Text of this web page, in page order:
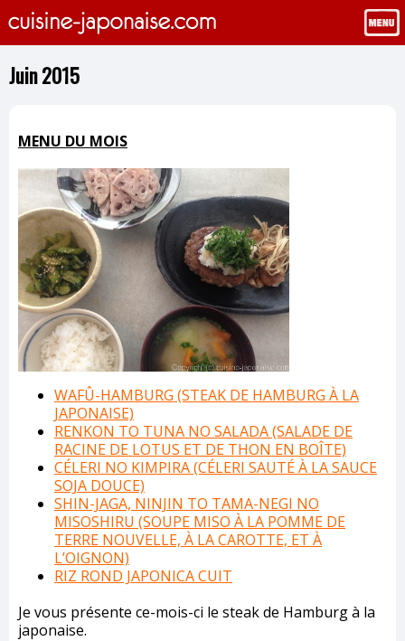
Juin 2015
MENU DU MOIS
WAFÛ-HAMBURG (STEAK DE HAMBURG À LA
JAPONAISE)
RENKON TO TUNA NO SALADA (SALADE DE
RACINE DE LOTUS ET DE THON EN BOÎTE)
CÉLERI NO KIMPIRA (CÉLERI SAUTÉ À LA SAUCE
SOJA DOUCE)
SHIN-JAGA, NINJIN TO TAMA-NEGI NO
MISOSHIRU (SOUPE MISO À LA POMME DE
TERRE NOUVELLE, À LA CAROTTE, ET À
L’OIGNON)
RIZ ROND JAPONICA CUIT
Je vous présente ce-mois-ci le steak de Hamburg à la
japonaise.